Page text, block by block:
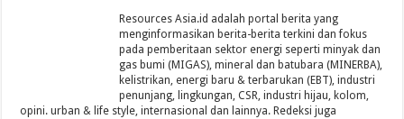
Resources Asia.id adalah portal berita yang
menginformasikan berita-berita terkini dan fokus
pada pemberitaan sektor energi seperti minyak dan
gas bumi (MIGAS), mineral dan batubara (MINERBA),
kelistrikan, energi baru & terbarukan (EBT), industri
penunjang, lingkungan, CSR, industri hijau, kolom,
opini. urban & life style, internasional dan lainnya. Redeksi juga